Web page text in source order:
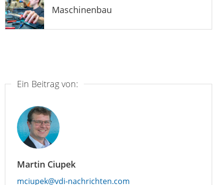
Maschinenbau
Ein Beitrag von:
Martin Ciupek
mciupek@vdi-nachrichten.com